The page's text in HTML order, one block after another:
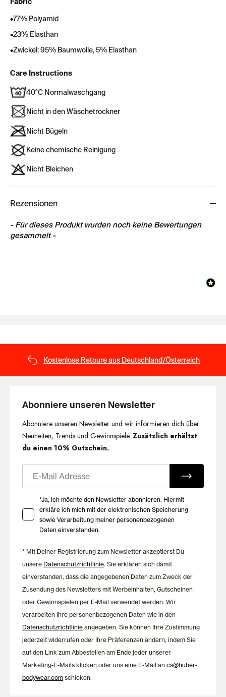
•77% Polyamid
•23% Elasthan
•Zwickel: 95% Baumwolle, 5% Elasthan
Care Instructions
40°C Normalwaschgang
Nicht in den Wäschetrockner
Nicht Bügeln
Keine chemische Reinigung
Nicht Bleichen
Rezensionen
- Für dieses Produkt wurden noch keine Bewertungen
gesammelt -
New content loaded
Kostenlose Retoure aus Deutschland/Österreich
Abonniere unseren Newsletter
Abonniere unseren Newsletter und wir informieren dich über
Neuheiten, Trends und Gewinnspiele.Zusätzlich erhältst
du einen 10% Gutschein.
Ihre Zustimmung zu Marketing E-Mails
*Ja, ich möchte den Newsletter abonnieren. Hiermit
erkläre ich mich mit der elektronischen Speicherung
sowie Verarbeitung meiner personenbezogenen
Daten einverstanden.
* Mit Deiner Registrierung zum Newsletter akzeptierst Du
unsere Datenschutzrichtlinie. Sie erklären sich damit
einverstanden, dass die angegebenen Daten zum Zweck der
Zusendung des Newsletters mit Werbeinhalten, Gutscheinen
oder Gewinnspielen per E-Mail verwendet werden. Wir
verarbeiten Ihre personenbezogenen Daten wie in den
Datenschutzrichtlinie angegeben. Sie können Ihre Zustimmung
jederzeit widerrufen oder Ihre Präferenzen ändern, indem Sie
auf den Link zum Abbestellen am Ende jeder unserer
Marketing-E-Mails klicken oder uns eine E-Mail ancs@huber-
bodywear.com schicken.